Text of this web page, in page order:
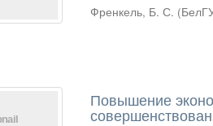
Френкель, Б. С. (
Повышение